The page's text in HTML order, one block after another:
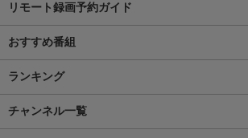
リモート録画予約ガイド
おすすめ番組
ランキング
チャンネル一覧